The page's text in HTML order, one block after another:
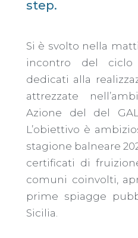
step.
Si è svolto nella
incontro del ciclo
dedicati alla
attrezzate
Azione del del
L’obiettivo è
stagione balneare
certificati di
comuni coinvolti,
prime spiagge
Sicilia.